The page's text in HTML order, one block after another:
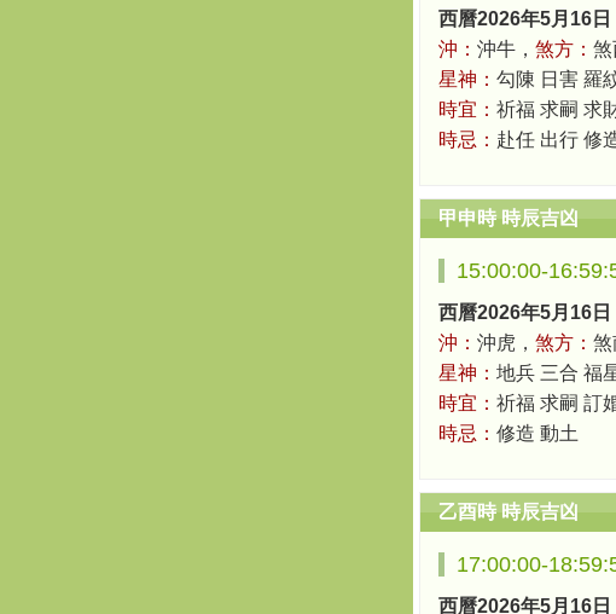
西曆2026年5月16
沖： 沖牛， 煞方： 煞
星神： 勾陳 日害 羅
時宜： 祈福 求嗣 求
時忌： 赴任 出行 修
甲申時 時辰吉凶
15:00:00-
西曆2026年5月16
沖： 沖虎， 煞方： 煞
星神： 地兵 三合 福
時宜： 祈福 求嗣 訂
時忌： 修造 動土
乙酉時 時辰吉凶
17:00:00-
西曆2026年5月16